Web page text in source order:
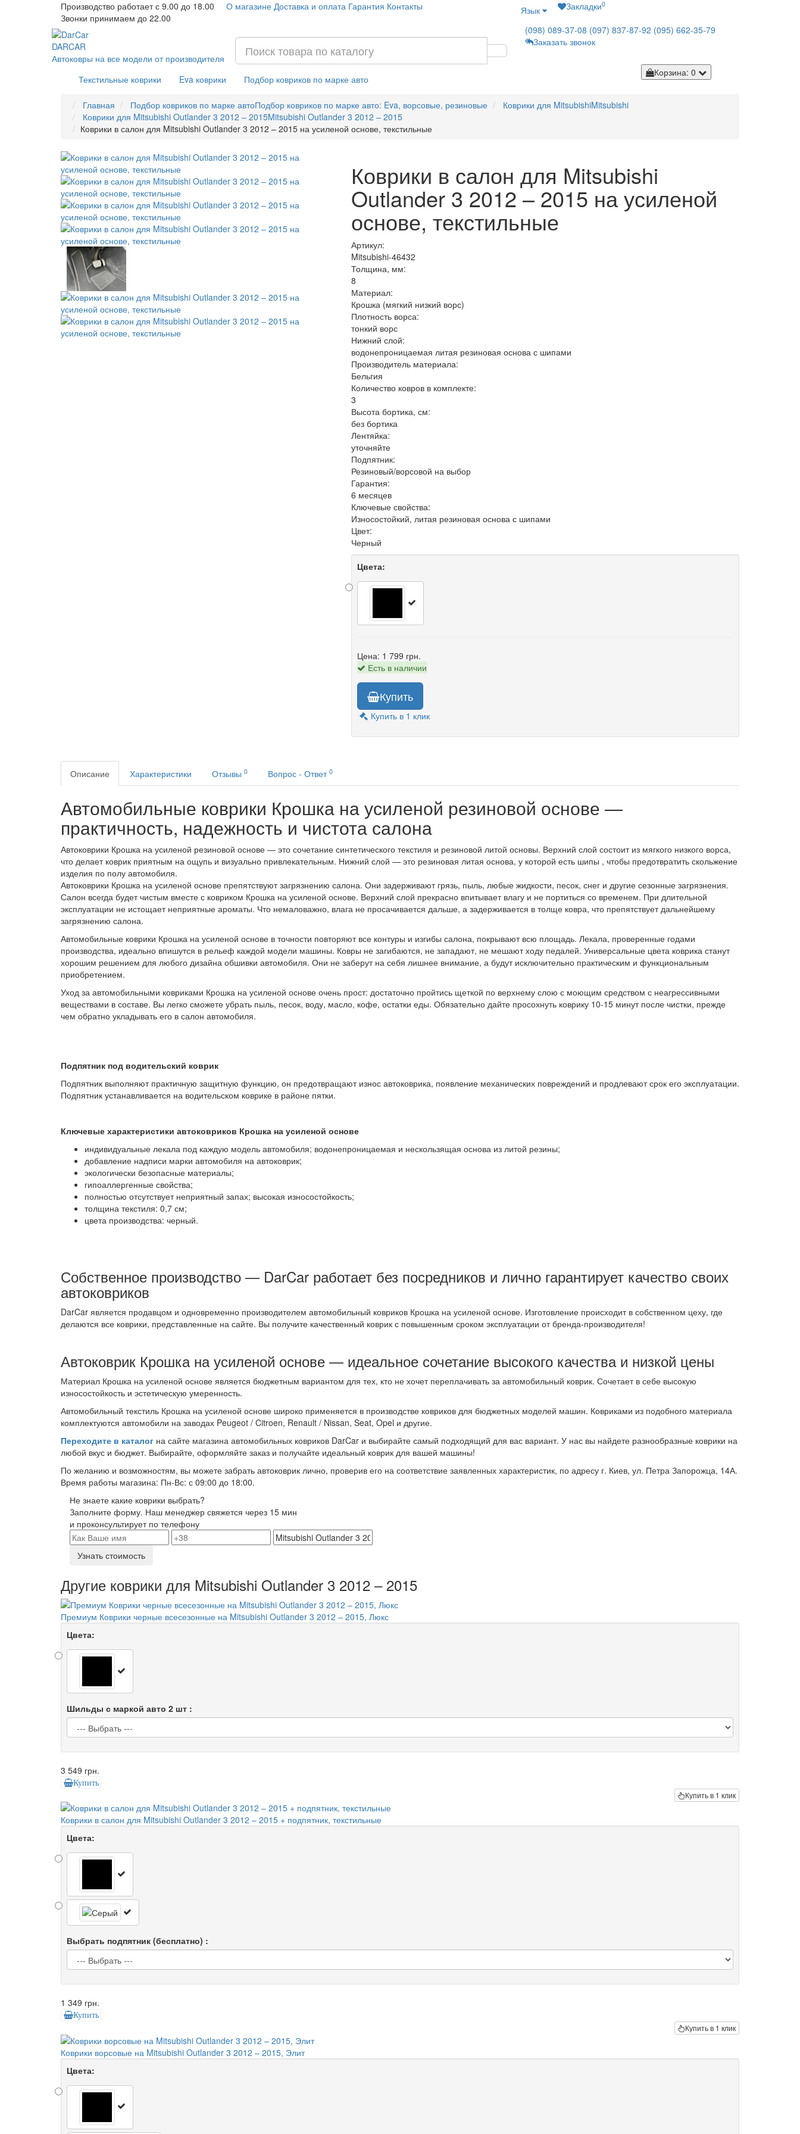
Производство работает с 9.00 до 18.00
Звонки принимаем до 22.00
О магазине Доставка и оплата Гарантия Контакты Язык Закладки0
DARCAR
Автоковры на все модели от производителя
(098) 089-37-08 (097) 837-87-92 (095) 662-35-79
Заказать звонок
Текстильные коврики Eva коврики Подбор ковриков по марке авто
Корзина: 0
Главная Подбор ковриков по марке автоПодбор ковриков по марке авто: Eva, ворсовые, резиновые Коврики для MitsubishiMitsubishi
Коврики для Mitsubishi Outlander 3 2012 – 2015Mitsubishi Outlander 3 2012 – 2015
Коврики в салон для Mitsubishi Outlander 3 2012 – 2015 на усиленой основе, текстильные
Коврики в салон для Mitsubishi
Outlander 3 2012 – 2015 на усиленой
основе, текстильные
Артикул:
Mitsubishi-46432
Толщина, мм:
8
Материал:
Крошка (мягкий низкий ворс)
Плотность ворса:
тонкий ворс
Нижний слой:
водонепроницаемая литая резиновая основа с шипами
Производитель материала:
Бельгия
Количество ковров в комплекте:
3
Высота бортика, см:
без бортика
Лентяйка:
уточняйте
Подпятник:
Резиновый/ворсовой на выбор
Гарантия:
6 месяцев
Ключевые свойства:
Износостойкий, литая резиновая основа с шипами
Цвет:
Черный
Цвета:
Цена: 1 799 грн.
Есть в наличии
Купить
Купить в 1 клик
Описание Характеристики Отзывы 0 Вопрос - Ответ 0
Автомобильные коврики Крошка на усиленой резиновой основе —
практичность, надежность и чистота салона
Автоковрики Крошка на усиленой резиновой основе — это сочетание синтетического текстиля и резиновой литой основы. Верхний слой состоит из мягкого низкого ворса,
что делает коврик приятным на ощупь и визуально привлекательным. Нижний слой — это резиновая литая основа, у которой есть шипы , чтобы предотвратить скольжение
изделия по полу автомобиля.
Автоковрики Крошка на усиленой основе препятствуют загрязнению салона. Они задерживают грязь, пыль, любые жидкости, песок, снег и другие сезонные загрязнения.
Салон всегда будет чистым вместе с ковриком Крошка на усиленой основе. Верхний слой прекрасно впитывает влагу и не портиться со временем. При длительной
эксплуатации не истощает неприятные ароматы. Что немаловажно, влага не просачивается дальше, а задерживается в толще ковра, что препятствует дальнейшему
загрязнению салона.
Автомобильные коврики Крошка на усиленой основе в точности повторяют все контуры и изгибы салона, покрывают всю площадь. Лекала, проверенные годами
производства, идеально впишутся в рельеф каждой модели машины. Ковры не загибаются, не западают, не мешают ходу педалей. Универсальные цвета коврика станут
хорошим решением для любого дизайна обшивки автомобиля. Они не заберут на себя лишнее внимание, а будут исключительно практическим и функциональным
приобретением.
Уход за автомобильными ковриками Крошка на усиленой основе очень прост: достаточно пройтись щеткой по верхнему слою с моющим средством с неагрессивными
веществами в составе. Вы легко сможете убрать пыль, песок, воду, масло, кофе, остатки еды. Обязательно дайте просохнуть коврику 10-15 минут после чистки, прежде
чем обратно укладывать его в салон автомобиля.
Подпятник под водительский коврик
Подпятник выполняют практичную защитную функцию, он предотвращают износ автоковрика, появление механических повреждений и продлевают срок его эксплуатации.
Подпятник устанавливается на водительском коврике в районе пятки.
Ключевые характеристики автоковриков Крошка на усиленой основе
индивидуальные лекала под каждую модель автомобиля; водонепроницаемая и нескользящая основа из литой резины;
добавление надписи марки автомобиля на автоковрик;
экологически безопасные материалы;
гипоаллергенные свойства;
полностью отсутствует неприятный запах; высокая износостойкость;
толщина текстиля: 0,7 см;
цвета производства: черный.
Собственное производство — DarCar работает без посредников и лично гарантирует качество своих
автоковриков
DarCar является продавцом и одновременно производителем автомобильный ковриков Крошка на усиленой основе. Изготовление происходит в собственном цеху, где
делаются все коврики, представленные на сайте. Вы получите качественный коврик с повышенным сроком эксплуатации от бренда-производителя!
Автоковрик Крошка на усиленой основе — идеальное сочетание высокого качества и низкой цены
Материал Крошка на усиленой основе является бюджетным вариантом для тех, кто не хочет переплачивать за автомобильный коврик. Сочетает в себе высокую
износостойкость и эстетическую умеренность.
Автомобильный текстиль Крошка на усиленой основе широко применяется в производстве ковриков для бюджетных моделей машин. Ковриками из подобного материала
комплектуются автомобили на заводах Peugeot / Citroen, Renault / Nissan, Seat, Opel и другие.
Переходите в каталог на сайте магазина автомобильных ковриков DarCar и выбирайте самый подходящий для вас вариант. У нас вы найдете разнообразные коврики на
любой вкус и бюджет. Выбирайте, оформляйте заказ и получайте идеальный коврик для вашей машины!
По желанию и возможностям, вы можете забрать автоковрик лично, проверив его на соответствие заявленных характеристик, по адресу г. Киев, ул. Петра Запорожца, 14А.
Время работы магазина: Пн-Вс: с 09:00 до 18:00.
Не знаете какие коврики выбрать?
Заполните форму. Наш менеджер свяжется через 15 мин
и проконсультирует по телефону
Узнать стоимость
Другие коврики для Mitsubishi Outlander 3 2012 – 2015
Премиум Коврики черные всесезонные на Mitsubishi Outlander 3 2012 – 2015, Люкс
Цвета:
Шильды с маркой авто 2 шт :
3 549 грн.
Купить
Купить в 1 клик
Коврики в салон для Mitsubishi Outlander 3 2012 – 2015 + подпятник, текстильные
Цвета:
Выбрать подпятник (бесплатно) :
1 349 грн.
Купить
Купить в 1 клик
Коврики ворсовые на Mitsubishi Outlander 3 2012 – 2015, Элит
Цвета: